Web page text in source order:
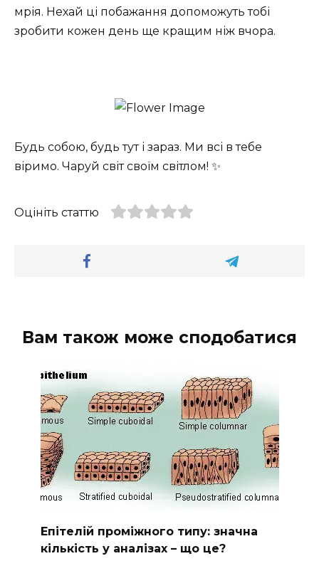
мрія. Нехай ці побажання допоможуть тобі
зробити кожен день ще кращим ніж вчора.
Будь собою, будь тут і зараз. Ми всі в тебе
віримо. Чаруй світ своїм світлом! ✨
Оцініть статтю
Вам також може сподобатися
Епітелій проміжного типу: значна
кількість у аналізах – що це?